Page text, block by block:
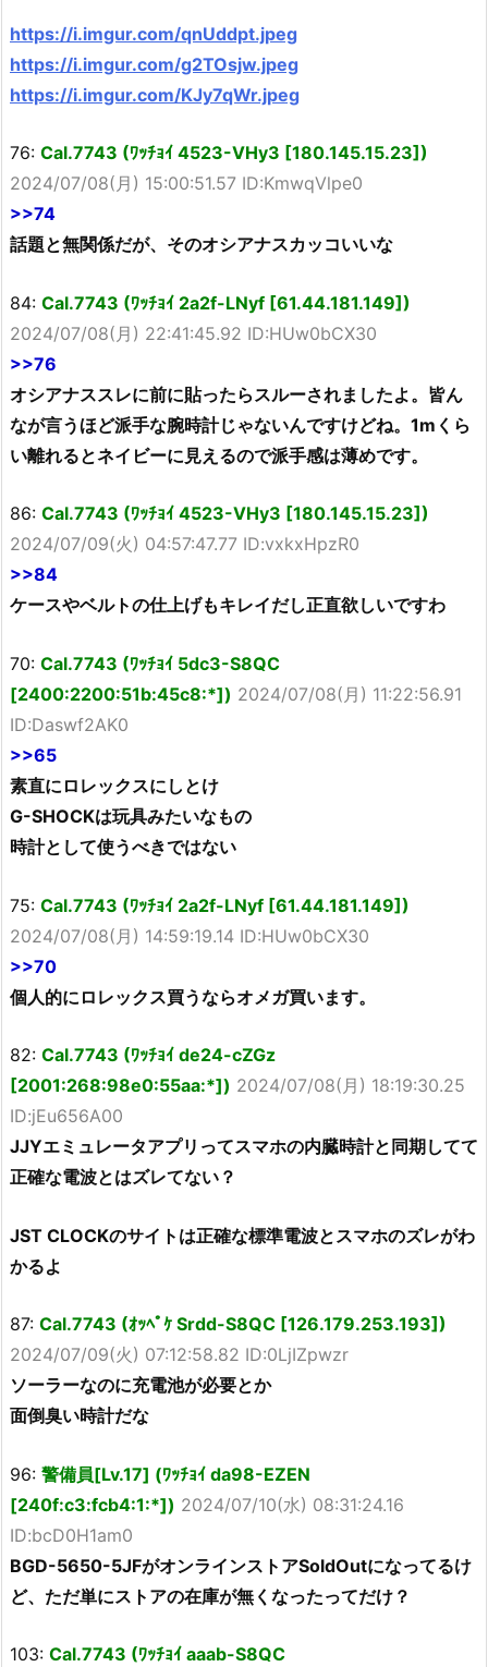
https://i.imgur.com/qnUddpt.jpeg
https://i.imgur.com/g2TOsjw.jpeg
https://i.imgur.com/KJy7qWr.jpeg
76: Cal.7743 (ﾜｯﾁｮｲ 4523-VHy3 [180.145.15.23])
2024/07/08(月) 15:00:51.57 ID:KmwqVlpe0
>>74
話題と無関係だが、そのオシアナスカッコいいな
84: Cal.7743 (ﾜｯﾁｮｲ 2a2f-LNyf [61.44.181.149])
2024/07/08(月) 22:41:45.92 ID:HUw0bCX30
>>76
オシアナススレに前に貼ったらスルーされましたよ。皆ん
なが言うほど派手な腕時計じゃないんですけどね。1mくら
い離れるとネイビーに見えるので派手感は薄めです。
86: Cal.7743 (ﾜｯﾁｮｲ 4523-VHy3 [180.145.15.23])
2024/07/09(火) 04:57:47.77 ID:vxkxHpzR0
>>84
ケースやベルトの仕上げもキレイだし正直欲しいですわ
70: Cal.7743 (ﾜｯﾁｮｲ 5dc3-S8QC
[2400:2200:51b:45c8:*]) 2024/07/08(月) 11:22:56.91
ID:Daswf2AK0
>>65
素直にロレックスにしとけ
G-SHOCKは玩具みたいなもの
時計として使うべきではない
75: Cal.7743 (ﾜｯﾁｮｲ 2a2f-LNyf [61.44.181.149])
2024/07/08(月) 14:59:19.14 ID:HUw0bCX30
>>70
個人的にロレックス買うならオメガ買います。
82: Cal.7743 (ﾜｯﾁｮｲ de24-cZGz
[2001:268:98e0:55aa:*]) 2024/07/08(月) 18:19:30.25
ID:jEu656A00
JJYエミュレータアプリってスマホの内臓時計と同期してて
正確な電波とはズレてない？
JST CLOCKのサイトは正確な標準電波とスマホのズレがわ
かるよ
87: Cal.7743 (ｵｯﾍﾟｹ Srdd-S8QC [126.179.253.193])
2024/07/09(火) 07:12:58.82 ID:0LjIZpwzr
ソーラーなのに充電池が必要とか
面倒臭い時計だな
96: 警備員[Lv.17] (ﾜｯﾁｮｲ da98-EZEN
[240f:c3:fcb4:1:*]) 2024/07/10(水) 08:31:24.16
ID:bcD0H1am0
BGD-5650-5JFがオンラインストアSoldOutになってるけ
ど、ただ単にストアの在庫が無くなったってだけ？
103: Cal.7743 (ﾜｯﾁｮｲ aaab-S8QC